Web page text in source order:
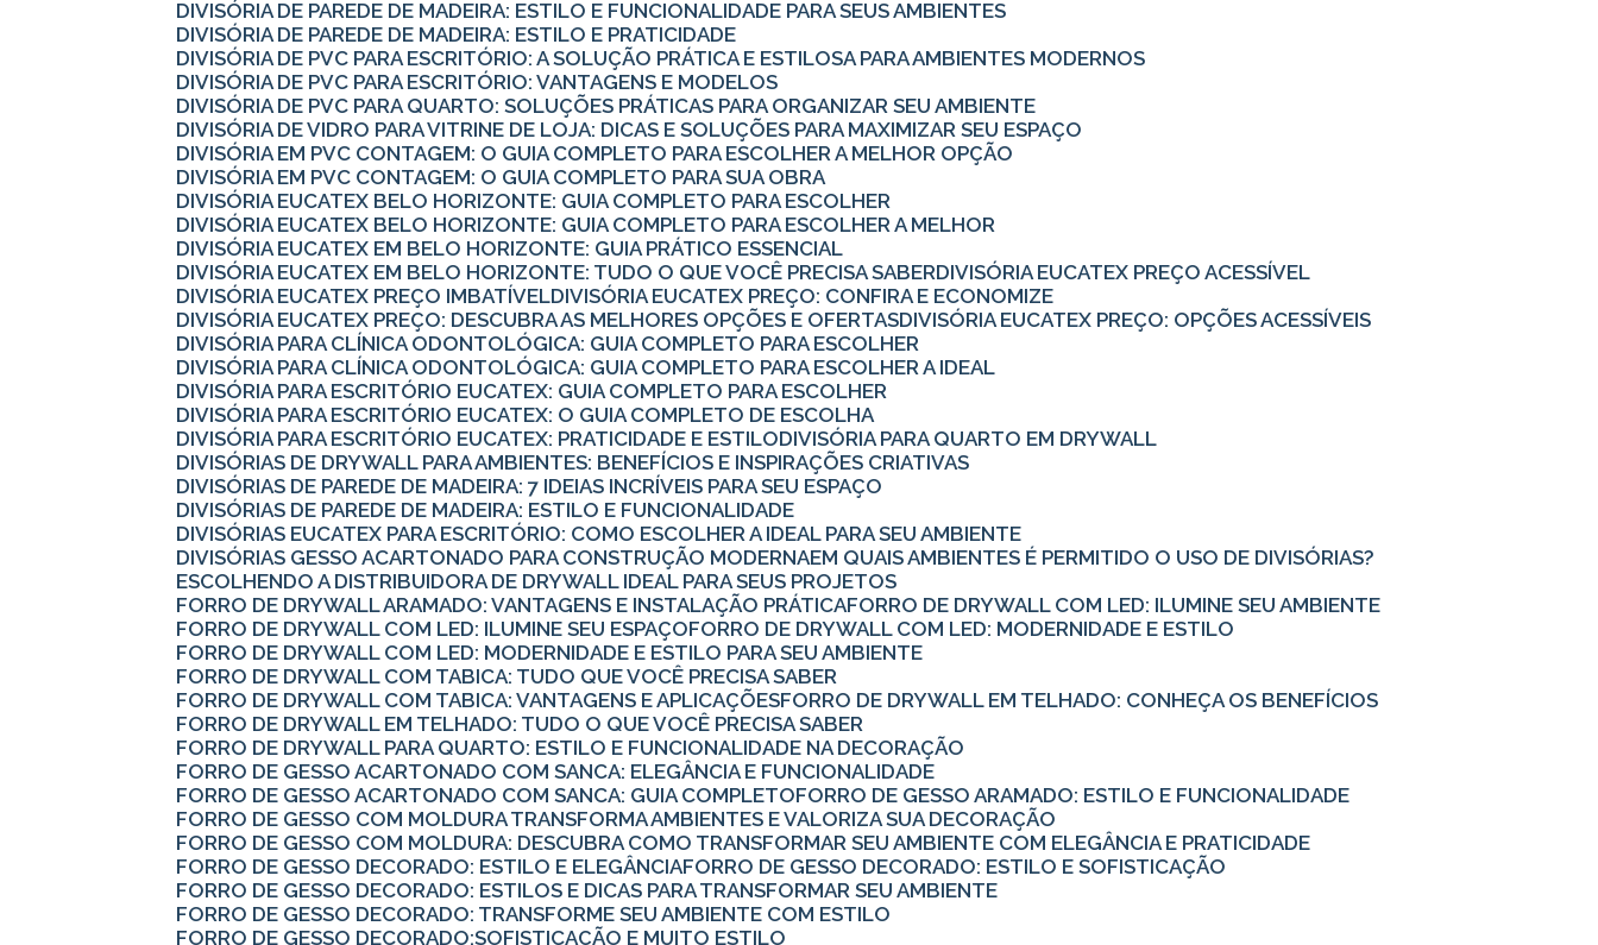
DIVISÓRIA DE PAREDE DE MADEIRA: ESTILO E FUNCIONALIDADE PARA SEUS AMBIENTES
DIVISÓRIA DE PAREDE DE MADEIRA: ESTILO E PRATICIDADE
DIVISÓRIA DE PVC PARA ESCRITÓRIO: A SOLUÇÃO PRÁTICA E ESTILOSA PARA AMBIENTES MODERNOS
DIVISÓRIA DE PVC PARA ESCRITÓRIO: VANTAGENS E MODELOS
DIVISÓRIA DE PVC PARA QUARTO: SOLUÇÕES PRÁTICAS PARA ORGANIZAR SEU AMBIENTE
DIVISÓRIA DE VIDRO PARA VITRINE DE LOJA: DICAS E SOLUÇÕES PARA MAXIMIZAR SEU ESPAÇO
DIVISÓRIA EM PVC CONTAGEM: O GUIA COMPLETO PARA ESCOLHER A MELHOR OPÇÃO
DIVISÓRIA EM PVC CONTAGEM: O GUIA COMPLETO PARA SUA OBRA
DIVISÓRIA EUCATEX BELO HORIZONTE: GUIA COMPLETO PARA ESCOLHER
DIVISÓRIA EUCATEX BELO HORIZONTE: GUIA COMPLETO PARA ESCOLHER A MELHOR
DIVISÓRIA EUCATEX EM BELO HORIZONTE: GUIA PRÁTICO ESSENCIAL
DIVISÓRIA EUCATEX EM BELO HORIZONTE: TUDO O QUE VOCÊ PRECISA SABER
DIVISÓRIA EUCATEX PREÇO ACESSÍVEL
DIVISÓRIA EUCATEX PREÇO IMBATÍVEL
DIVISÓRIA EUCATEX PREÇO: CONFIRA E ECONOMIZE
DIVISÓRIA EUCATEX PREÇO: DESCUBRA AS MELHORES OPÇÕES E OFERTAS
DIVISÓRIA EUCATEX PREÇO: OPÇÕES ACESSÍVEIS
DIVISÓRIA PARA CLÍNICA ODONTOLÓGICA: GUIA COMPLETO PARA ESCOLHER
DIVISÓRIA PARA CLÍNICA ODONTOLÓGICA: GUIA COMPLETO PARA ESCOLHER A IDEAL
DIVISÓRIA PARA ESCRITÓRIO EUCATEX: GUIA COMPLETO PARA ESCOLHER
DIVISÓRIA PARA ESCRITÓRIO EUCATEX: O GUIA COMPLETO DE ESCOLHA
DIVISÓRIA PARA ESCRITÓRIO EUCATEX: PRATICIDADE E ESTILO
DIVISÓRIA PARA QUARTO EM DRYWALL
DIVISÓRIAS DE DRYWALL PARA AMBIENTES: BENEFÍCIOS E INSPIRAÇÕES CRIATIVAS
DIVISÓRIAS DE PAREDE DE MADEIRA: 7 IDEIAS INCRÍVEIS PARA SEU ESPAÇO
DIVISÓRIAS DE PAREDE DE MADEIRA: ESTILO E FUNCIONALIDADE
DIVISÓRIAS EUCATEX PARA ESCRITÓRIO: COMO ESCOLHER A IDEAL PARA SEU AMBIENTE
DIVISÓRIAS GESSO ACARTONADO PARA CONSTRUÇÃO MODERNA EM QUAIS AMBIENTES É PERMITIDO O USO DE DIVISÓRIAS?
ESCOLHENDO A DISTRIBUIDORA DE DRYWALL IDEAL PARA SEUS PROJETOS
FORRO DE DRYWALL ARAMADO: VANTAGENS E INSTALAÇÃO PRÁTICA FORRO DE DRYWALL COM LED: ILUMINE SEU AMBIENTE
FORRO DE DRYWALL COM LED: ILUMINE SEU ESPAÇO FORRO DE DRYWALL COM LED: MODERNIDADE E ESTILO
FORRO DE DRYWALL COM LED: MODERNIDADE E ESTILO PARA SEU AMBIENTE
FORRO DE DRYWALL COM TABICA: TUDO QUE VOCÊ PRECISA SABER
FORRO DE DRYWALL COM TABICA: VANTAGENS E APLICAÇÕES FORRO DE DRYWALL EM TELHADO: CONHEÇA OS BENEFÍCIOS
FORRO DE DRYWALL EM TELHADO: TUDO O QUE VOCÊ PRECISA SABER
FORRO DE DRYWALL PARA QUARTO: ESTILO E FUNCIONALIDADE NA DECORAÇÃO
FORRO DE GESSO ACARTONADO COM SANCA: ELEGÂNCIA E FUNCIONALIDADE
FORRO DE GESSO ACARTONADO COM SANCA: GUIA COMPLETO FORRO DE GESSO ARAMADO: ESTILO E FUNCIONALIDADE
FORRO DE GESSO COM MOLDURA TRANSFORMA AMBIENTES E VALORIZA SUA DECORAÇÃO
FORRO DE GESSO COM MOLDURA: DESCUBRA COMO TRANSFORMAR SEU AMBIENTE COM ELEGÂNCIA E PRATICIDADE
FORRO DE GESSO DECORADO: ESTILO E ELEGÂNCIA FORRO DE GESSO DECORADO: ESTILO E SOFISTICAÇÃO
FORRO DE GESSO DECORADO: ESTILOS E DICAS PARA TRANSFORMAR SEU AMBIENTE
FORRO DE GESSO DECORADO: TRANSFORME SEU AMBIENTE COM ESTILO
FORRO DE GESSO DECORADO:SOFISTICAÇÃO E MUITO ESTILO